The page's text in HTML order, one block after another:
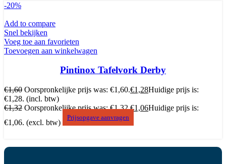
-20%
Add to compare
Snel bekijken
Voeg toe aan favorieten
Toevoegen aan winkelwagen
Pintinox Tafelvork Derby
€1,60 Oorspronkelijke prijs was: €1,60.€1,28Huidige prijs is:
€1,28. (incl. btw)
€1,32 Oorspronkelijke prijs was: €1,32.€1,06Huidige prijs is:
€1,06. (excl. btw)
Prijsopgave aanvragen